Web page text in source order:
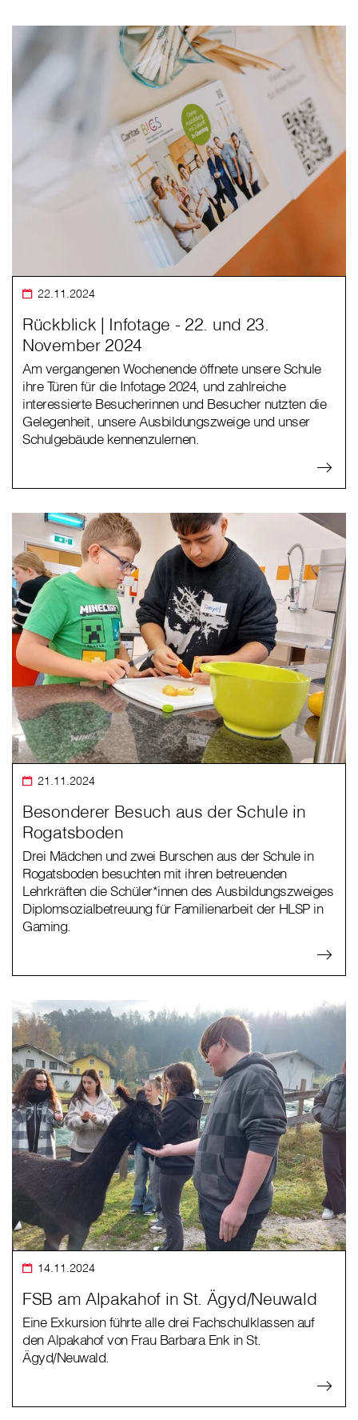
22.11.2024
Rückblick | Infotage - 22. und 23.
November 2024
Am vergangenen Wochenende öffnete unsere Schule
ihre Türen für die Infotage 2024, und zahlreiche
interessierte Besucherinnen und Besucher nutzten die
Gelegenheit, unsere Ausbildungszweige und unser
Schulgebäude kennenzulernen.
21.11.2024
Besonderer Besuch aus der Schule in
Rogatsboden
Drei Mädchen und zwei Burschen aus der Schule in
Rogatsboden besuchten mit ihren betreuenden
Lehrkräften die Schüler*innen des Ausbildungszweiges
Diplomsozialbetreuung für Familienarbeit der HLSP in
Gaming.
14.11.2024
FSB am Alpakahof in St. Ägyd/Neuwald
Eine Exkursion führte alle drei Fachschulklassen auf
den Alpakahof von Frau Barbara Enk in St.
Ägyd/Neuwald.